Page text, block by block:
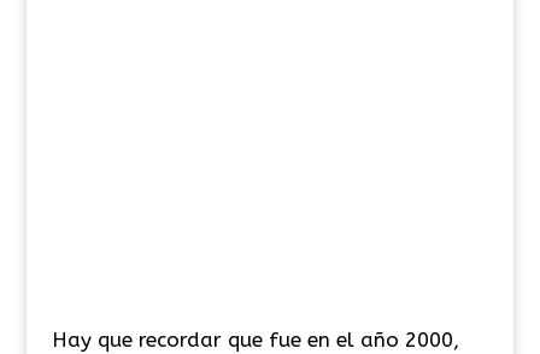
Hay que recordar que fue en el año 2000,